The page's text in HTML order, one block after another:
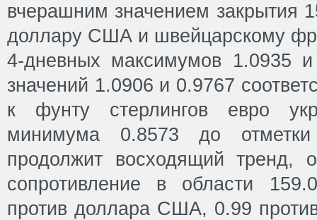
вчерашним значением закрытия
доллару США и швейцарскому
4-дневных максимумов 1.0935
значений 1.0906 и 0.9767
к фунту стерлингов евро
минимума 0.8573 до
продолжит восходящий тренд,
сопротивление в области
против доллара США, 0.99